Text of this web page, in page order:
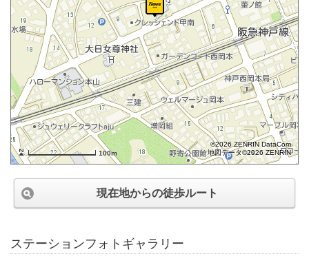
100m
©2026 ZENRIN DataCom
地図データ©2026 ZENRIN
現在地からの徒歩ルート
ステーションフォトギャラリー